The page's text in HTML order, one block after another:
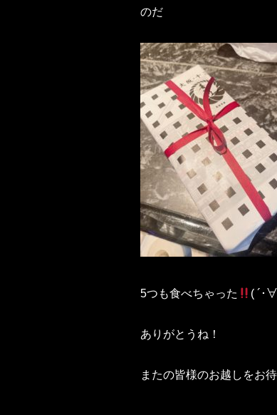
のだ
5つも食べちゃった ( ´･
ありがとうね！
またの皆様のお越しをお